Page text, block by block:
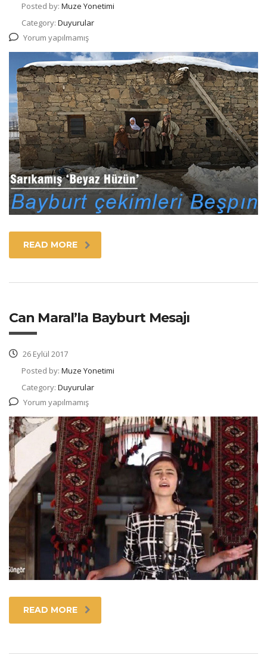
Posted by: Muze Yonetimi
Category: Duyurular
Yorum yapılmamış
READ MORE
Can Maral’la Bayburt Mesajı
26 Eylül 2017
Posted by: Muze Yonetimi
Category: Duyurular
Yorum yapılmamış
READ MORE